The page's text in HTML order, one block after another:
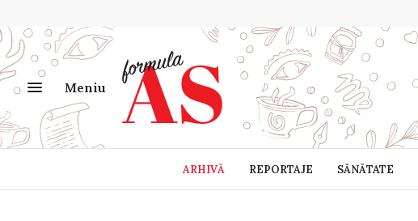
Meniu
ARHIVĂ REPORTAJE SĂNĂTATE